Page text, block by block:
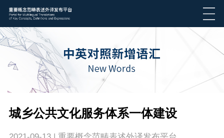
​城乡公共文化服务体系一体建设